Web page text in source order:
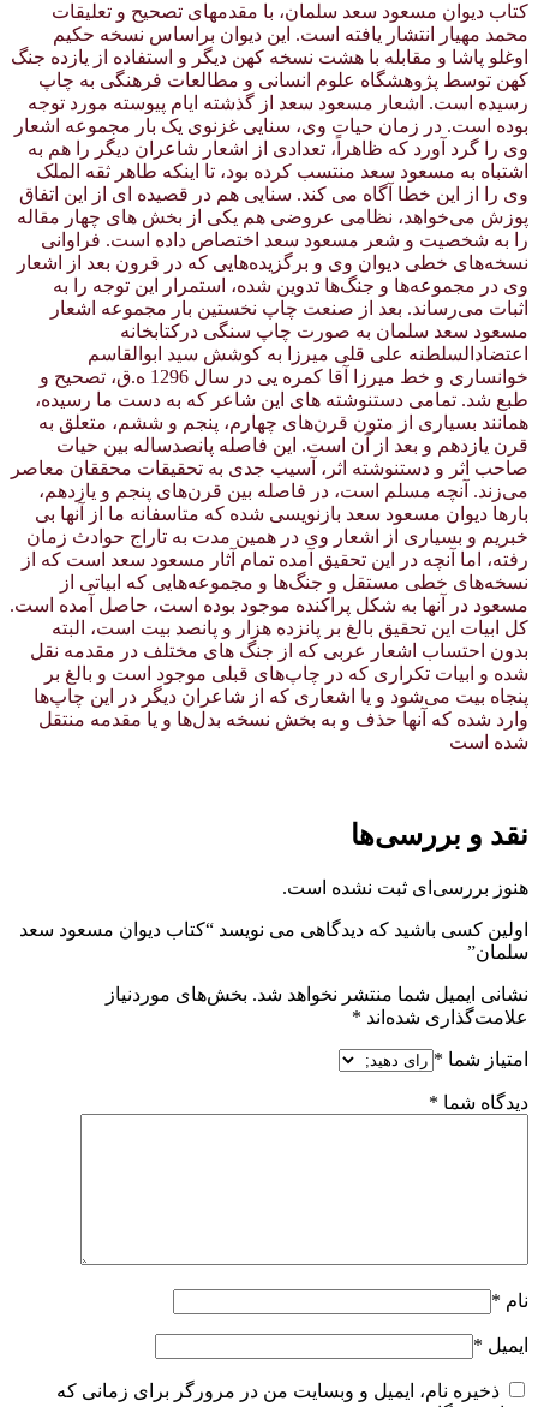
کتاب دیوان مسعود سعد سلمان، با مقدمهای تصحیح و تعلیقات
محمد مهیار انتشار یافته است. این دیوان براساس نسخه حکیم
اوغلو پاشا و مقابله با هشت نسخه کهن دیگر و استفاده از یازده جنگ
کهن توسط پژوهشگاه علوم انسانی و مطالعات فرهنگی به چاپ
رسیده است. اشعار مسعود سعد از گذشته ایام پیوسته مورد توجه
بوده است. در زمان حیات وی، سنایی غزنوی یک بار مجموعه اشعار
وی را گرد آورد که ظاهراً، تعدادی از اشعار شاعران دیگر را هم به
اشتباه به مسعود سعد منتسب کرده بود، تا اینکه طاهر ثقه الملک
وی را از این خطا آگاه می کند. سنایی هم در قصیده ای از این اتفاق
پوزش می‌خواهد، نظامی عروضی هم یکی از بخش های چهار مقاله
را به شخصیت و شعر مسعود سعد اختصاص داده است. فراوانی
نسخه‌های خطی دیوان وی و برگزیده‌هایی که در قرون بعد از اشعار
وی در مجموعه‌ها و جنگ‌ها تدوین شده، استمرار این توجه را به
اثبات می‌رساند. بعد از صنعت چاپ نخستین بار مجموعه اشعار
مسعود سعد سلمان به صورت چاپ سنگی درکتابخانه
اعتضادالسلطنه علی قلی میرزا به کوشش سید ابوالقاسم
خوانساری و خط میرزا آقا کمره یی در سال 1296 ه.ق، تصحیح و
طبع شد. تمامی دستنوشته های این شاعر که به دست ما رسیده،
همانند بسیاری از متون قرن‌های چهارم، پنجم و ششم، متعلق به
قرن یازدهم و بعد از آن است. این فاصله پانصدساله بین حیات
صاحب اثر و دستنوشته اثر، آسیب جدی به تحقیقات محققان معاصر
می‌زند. آنچه مسلم است، در فاصله بین قرن‌های پنجم و یازدهم،
بارها دیوان مسعود سعد بازنویسی شده که متاسفانه ما از آنها بی
خبریم و بسیاری از اشعار وی در همین مدت به تاراج حوادث زمان
رفته، اما آنچه در این تحقیق آمده تمام آثار مسعود سعد است که از
نسخه‌های خطی مستقل و جنگ‌ها و مجموعه‌هایی که ابیاتی از
مسعود در آنها به شکل پراکنده موجود بوده است، حاصل آمده است.
کل ابیات این تحقیق بالغ بر پانزده هزار و پانصد بیت است، البته
بدون احتساب اشعار عربی که از جنگ های مختلف در مقدمه نقل
شده و ابیات تکراری که در چاپ‌های قبلی موجود است و بالغ بر
پنجاه بیت می‌شود و یا اشعاری که از شاعران دیگر در این چاپ‌ها
وارد شده که آنها حذف و به بخش نسخه بدل‌ها و یا مقدمه منتقل
شده است
نقد و بررسی‌ها
هنوز بررسی‌ای ثبت نشده است.
اولین کسی باشید که دیدگاهی می نویسد “کتاب دیوان مسعود سعد
سلمان”
نشانی ایمیل شما منتشر نخواهد شد. بخش‌های موردنیاز
علامت‌گذاری شده‌اند *
امتیاز شما *
دیدگاه شما *
نام *
ایمیل *
ذخیره نام، ایمیل و وبسایت من در مرورگر برای زمانی که